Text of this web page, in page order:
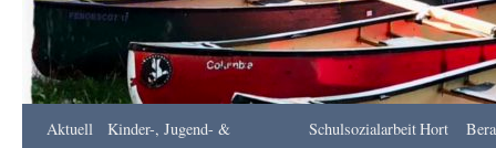
Apotheke
Aktuell
Kinder-, Jugend- &
SchulsozialarbeitHort